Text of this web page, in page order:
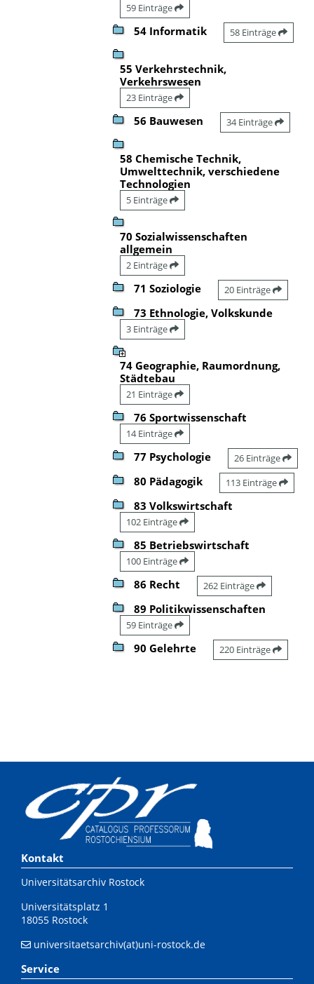
59 Einträge
54 Informatik 58 Einträge
55 Verkehrstechnik,
Verkehrswesen
23 Einträge
56 Bauwesen 34 Einträge
58 Chemische Technik,
Umwelttechnik, verschiedene
Technologien
5 Einträge
70 Sozialwissenschaften
allgemein
2 Einträge
71 Soziologie 20 Einträge
73 Ethnologie, Volkskunde
3 Einträge
74 Geographie, Raumordnung,
Städtebau
21 Einträge
76 Sportwissenschaft
14 Einträge
77 Psychologie 26 Einträge
80 Pädagogik 113 Einträge
83 Volkswirtschaft
102 Einträge
85 Betriebswirtschaft
100 Einträge
86 Recht 262 Einträge
89 Politikwissenschaften
59 Einträge
90 Gelehrte 220 Einträge
Kontakt
Universitätsarchiv Rostock
Universitätsplatz 1
18055 Rostock
universitaetsarchiv(at)uni-rostock.de
Service